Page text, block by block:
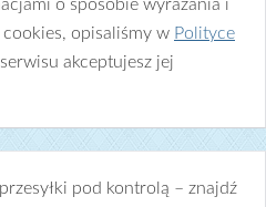
o sposobie wyrażania i
opisaliśmy w Polityce
akceptujesz jej
pod kontrolą – znajdź